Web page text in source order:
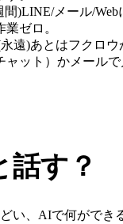
間)LINE/メール/
ゼロ。
遠)あとはフクロウ
ャット）かメールで
話す？
い、AIで何ができ